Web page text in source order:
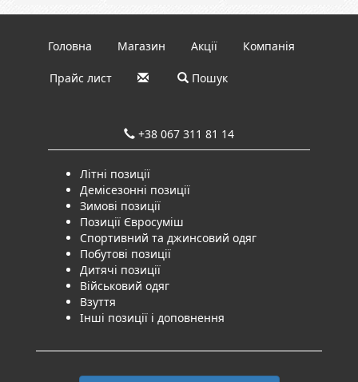
Головна Магазин Акції Компанія
Прайс лист Пошук
+38 067 311 81 14
Літні позиції
Демісезонні позиції
Зимові позиції
Позиції Євросуміш
Спортивний та джинсовий одяг
Побутові позиції
Дитячі позиції
Військовий одяг
Взуття
Інші позиції і доповнення